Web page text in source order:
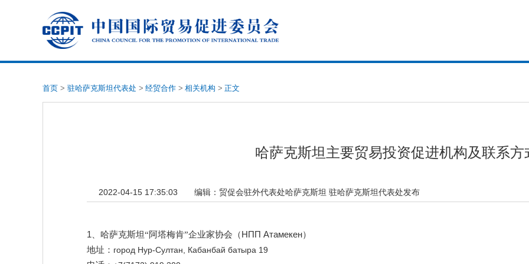
首页 > 驻哈萨克斯坦代表处 > 经贸合作 > 相关机构 > 正文
哈萨克斯坦主要贸易投资促进机构及联系方
2022-04-15 17:35:03 编辑： 贸促会驻外代表处哈萨克斯坦 驻哈萨克斯坦代表处发布
1、哈萨克斯坦“阿塔梅肯”企业家协会（НПП Атамекен）
地址： город Нур-Султан, Кабанбай батыра 19